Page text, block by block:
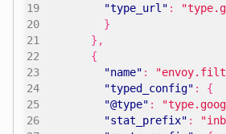
"type_url" :
}
},
{
"name" :
"typed_config" :
{
"@type" :
"stat_prefix" :